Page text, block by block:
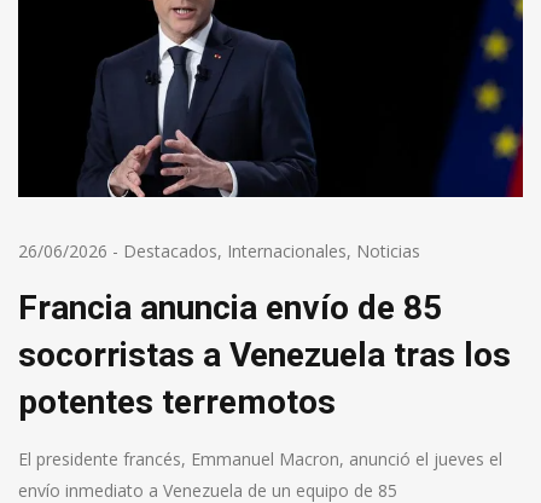
26/06/2026 - Destacados, Internacionales, Noticias
Francia anuncia envío de 85
socorristas a Venezuela tras los
potentes terremotos
El presidente francés, Emmanuel Macron, anunció el jueves el
envío inmediato a Venezuela de un equipo de 85